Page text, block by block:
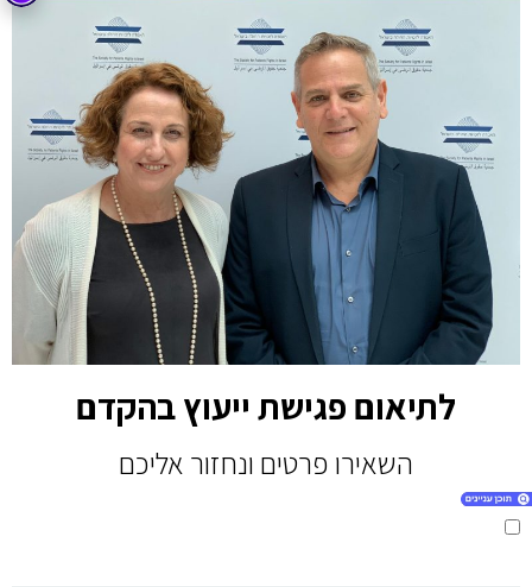
לתיאום פגישת ייעוץ בהקדם
השאירו פרטים ונחזור אליכם